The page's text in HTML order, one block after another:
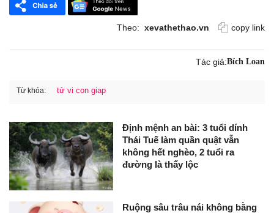
Theo: xevathethao.vn copy link
Tác giả:Bích Loan
Từ khóa: tử vi con giap
Định mệnh an bài: 3 tuổi dính
Thái Tuế làm quần quật vẫn
không hết nghèo, 2 tuổi ra
đường là thấy lộc
Ruộng sâu trâu nái không bằng